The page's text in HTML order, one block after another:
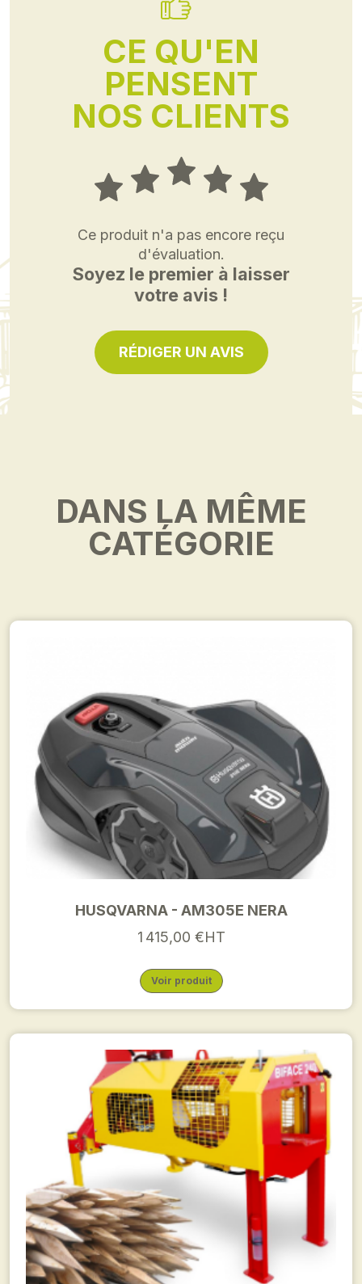
CE QU'EN
PENSENT
NOS CLIENTS
Ce produit n'a pas encore reçu
d'évaluation.
Soyez le premier à laisser
votre avis !
RÉDIGER UN AVIS
DANS LA MÊME
CATÉGORIE
HUSQVARNA - AM305E NERA
1 415,00 €HT
Voir produit